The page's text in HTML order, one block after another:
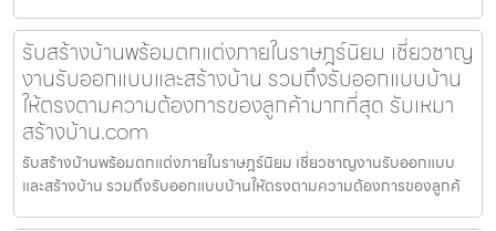
รับสร้างบ้านพร้อมตกแต่งภายในราษฎร์นิยม เชี่ยวชาญ
งานรับออกแบบและสร้างบ้าน รวมถึงรับออกแบบบ้าน
ให้ตรงตามความต้องการของลูกค้ามากที่สุด รับเหมา
สร้างบ้าน.com
รับสร้างบ้านพร้อมตกแต่งภายในราษฎร์นิยม เชี่ยวชาญงานรับออกแบบ
และสร้างบ้าน รวมถึงรับออกแบบบ้านให้ตรงตามความต้องการของลูกค้